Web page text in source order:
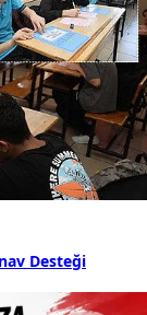
Desteği